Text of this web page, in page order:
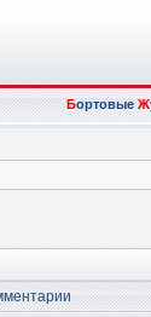
БортовыеЖ